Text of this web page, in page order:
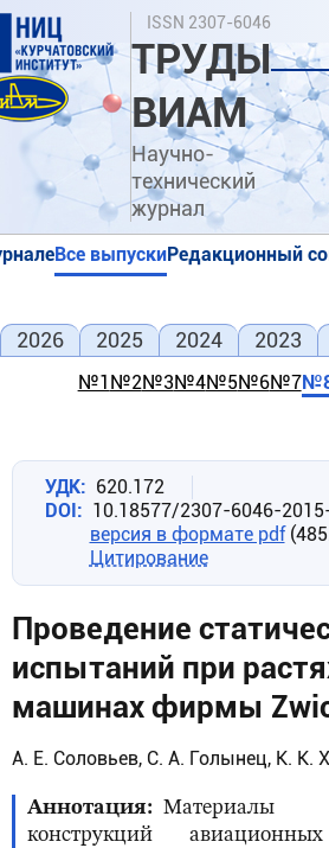
Перейти
основному
содержанию
ISSN 2307-6046
ТРУДЫ
ВИАМ
Научно-
технический
журнал
Поиск
Все выпускиРедакционный
2026 2025 2024 2023
№1 №2№3№4№5№6№7
УДК
620.172
DOI
10.18577/2307-6046-
версия в формате pdf
Цитирование
Проведение
испытаний при
машинах фирмы
А. Е. Соловьев, С. А. Голынец, К. К.
Аннотация
конструкций